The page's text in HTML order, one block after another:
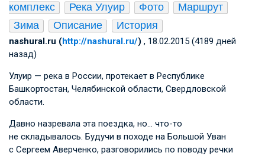
комплекс
Река Улуир Фото
Маршрут
Зима
Описание История
nashural.ru (http://nashural.ru/) , 18.02.2015 (4189 дней
назад)
Улуир — река в России, протекает в Республике
Башкортостан, Челябинской области, Свердловской
области.
Давно назревала эта поездка, но… что-то
не складывалось. Будучи в походе на Большой Уван
с Сергеем Аверченко, разговорились по поводу речки